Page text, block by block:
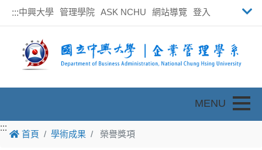
:::中興大學 管理學院 ASK NCHU 網站導覽 登入
:::
:::
首頁 學術成果 榮譽獎項